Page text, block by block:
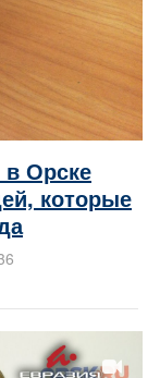
Орске
которые